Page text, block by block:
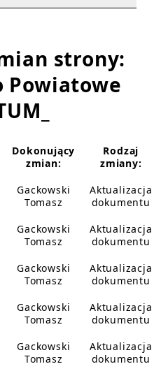
strony:
Powiatowe
Dokonujący
zmian:
Rodzaj
zmiany:
Gackowski
Tomasz
Aktualizacja
dokumentu
Gackowski
Tomasz
Aktualizacja
dokumentu
Gackowski
Tomasz
Aktualizacja
dokumentu
Gackowski
Tomasz
Aktualizacja
dokumentu
Gackowski
Tomasz
Aktualizacja
dokumentu